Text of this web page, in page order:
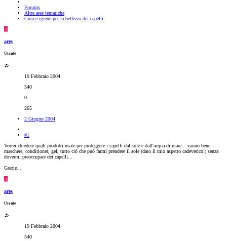
Forums
Altre aree tematiche
Cura e igiene per la bellezza dei capelli
A
ares
Utente
19 Febbraio 2004
540
0
265
2 Giugno 2004
#1
Vorrei chiedere quali prodotti usate per proteggere i capelli dal sole e dall'acqua di mare... vanno bene
maschere, conditioner, gel, tutto ciò che può farmi prendere il sole (dato il mio aspetto cadeverico!) senza
dovermi preoccupare dei capelli...
Grazie...
A
ares
Utente
19 Febbraio 2004
540